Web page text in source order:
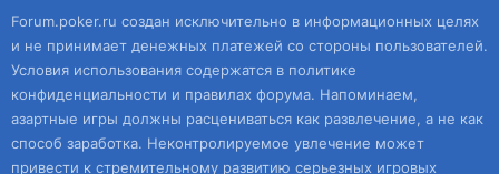
Forum.poker.ru создан исключительно в информационных целях
и не принимает денежных платежей со стороны пользователей.
Условия использования содержатся в политике
конфиденциальности и правилах форума. Напоминаем,
азартные игры должны расцениваться как развлечение, а не как
способ заработка. Неконтролируемое увлечение может
привести к стремительному развитию серьезных игровых